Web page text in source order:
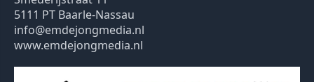
5111 PT Baarle-Nassau
info@emdejongmedia.nl
www.emdejongmedia.nl